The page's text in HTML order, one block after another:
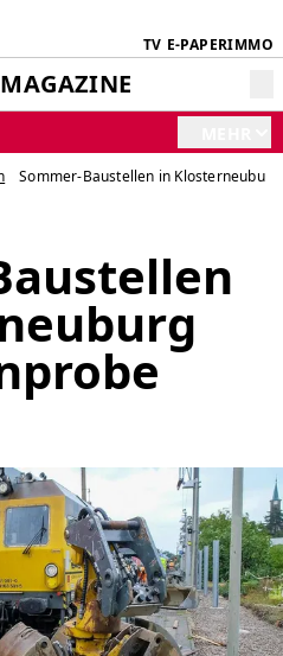
TV E-PAPERIMMO
MAGAZINE
Sommer-Baustellen in